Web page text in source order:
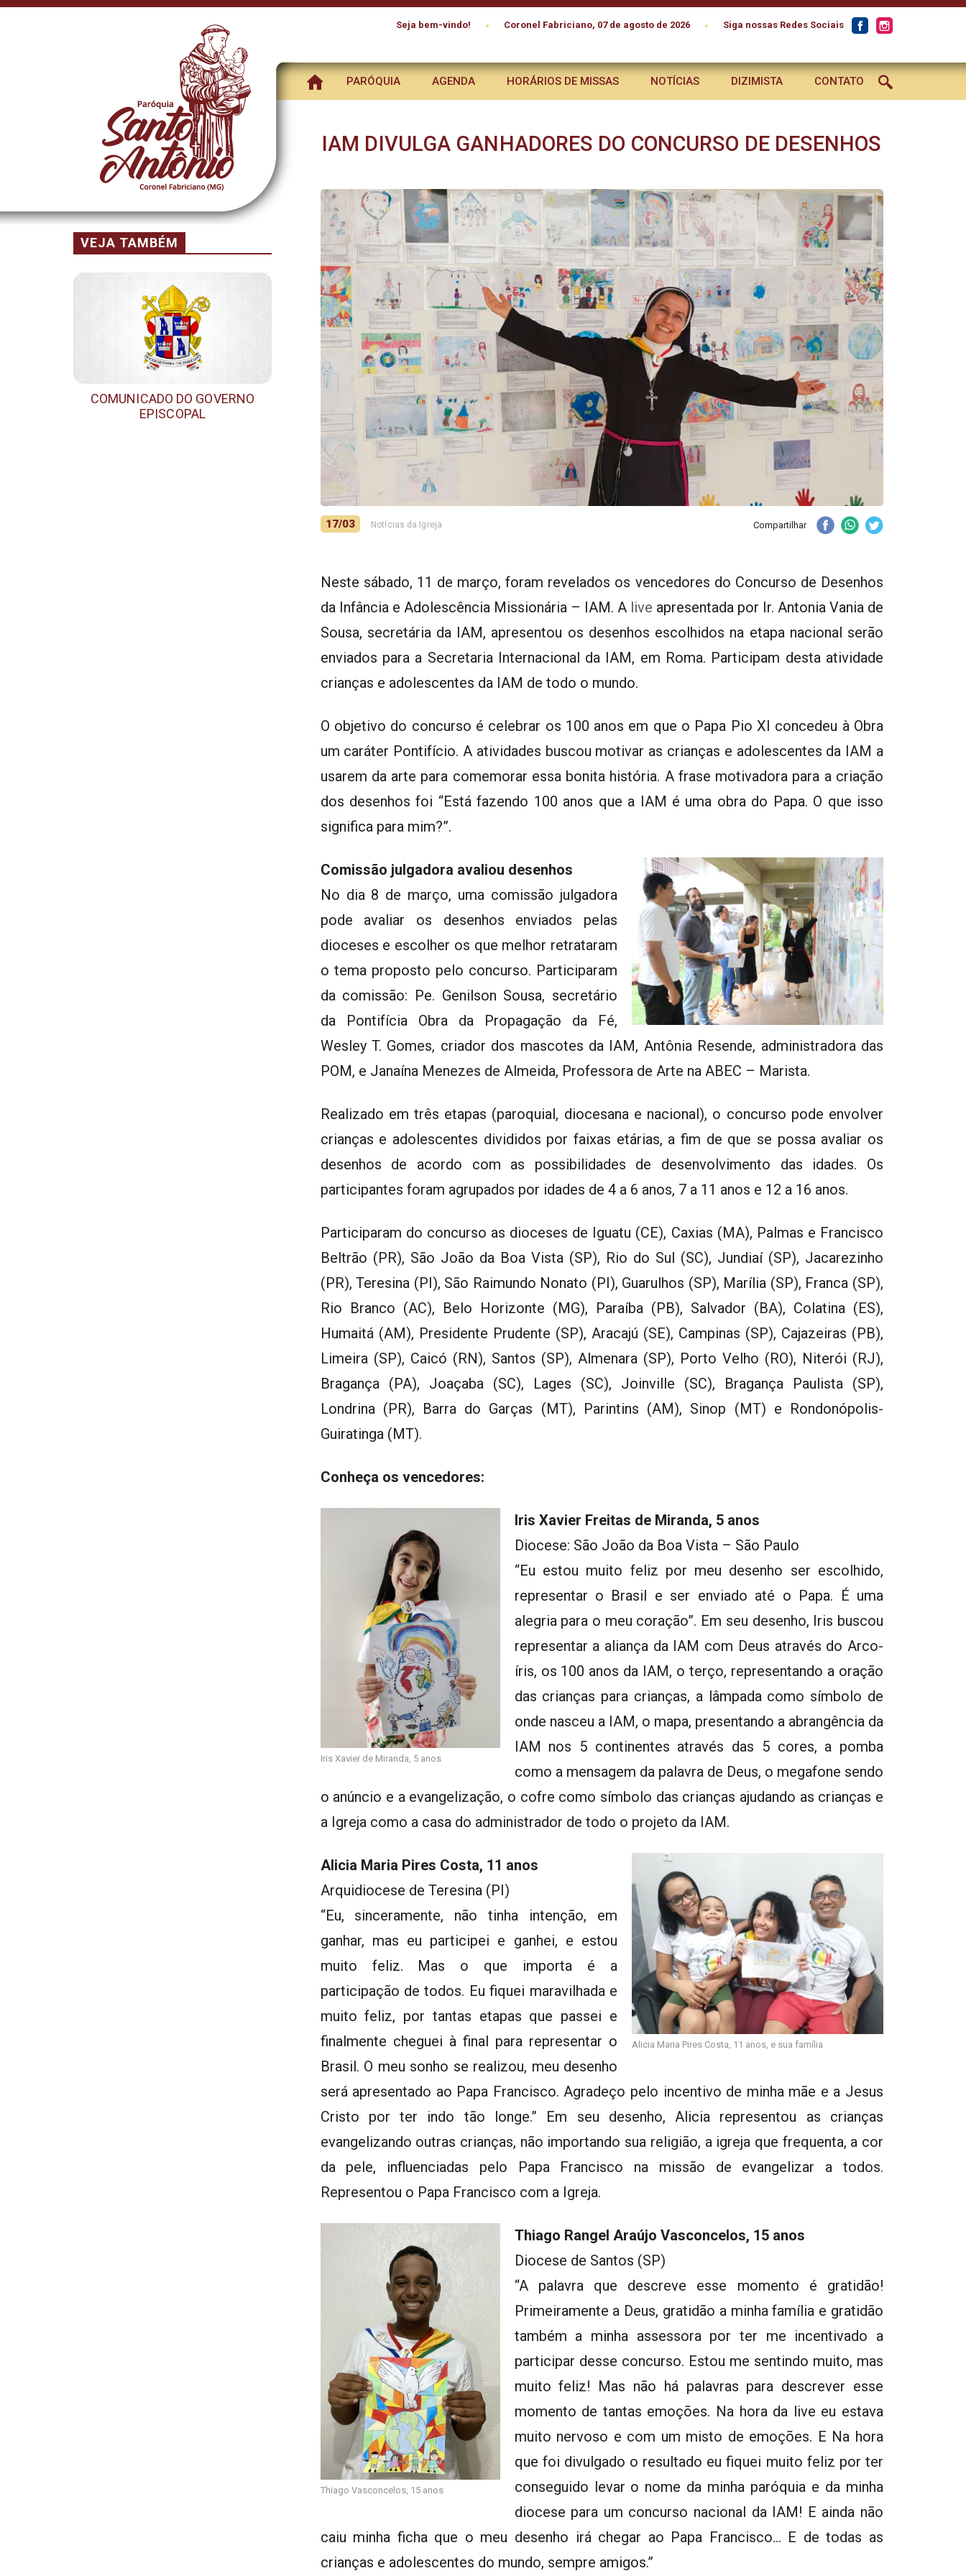
Seja bem-vindo! • Coronel Fabriciano, 07 de agosto de 2026 • Siga nossas Redes Sociais
PARÓQUIA AGENDA HORÁRIOS DE MISSAS NOTÍCIAS DIZIMISTA CONTATO
IAM DIVULGA GANHADORES DO CONCURSO DE DESENHOS
17/03 Notícias da Igreja Compartilhar
Neste sábado, 11 de março, foram revelados os vencedores do Concurso de Desenhos
da Infância e Adolescência Missionária – IAM. A live apresentada por Ir. Antonia Vania de
Sousa, secretária da IAM, apresentou os desenhos escolhidos na etapa nacional serão
enviados para a Secretaria Internacional da IAM, em Roma. Participam desta atividade
crianças e adolescentes da IAM de todo o mundo.
O objetivo do concurso é celebrar os 100 anos em que o Papa Pio XI concedeu à Obra
um caráter Pontifício. A atividades buscou motivar as crianças e adolescentes da IAM a
usarem da arte para comemorar essa bonita história. A frase motivadora para a criação
dos desenhos foi “Está fazendo 100 anos que a IAM é uma obra do Papa. O que isso
significa para mim?”.
Comissão julgadora avaliou desenhos
No dia 8 de março, uma comissão julgadora
pode avaliar os desenhos enviados pelas
dioceses e escolher os que melhor retrataram
o tema proposto pelo concurso. Participaram
da comissão: Pe. Genilson Sousa, secretário
da Pontifícia Obra da Propagação da Fé,
Wesley T. Gomes, criador dos mascotes da IAM, Antônia Resende, administradora das
POM, e Janaína Menezes de Almeida, Professora de Arte na ABEC – Marista.
Realizado em três etapas (paroquial, diocesana e nacional), o concurso pode envolver
crianças e adolescentes divididos por faixas etárias, a fim de que se possa avaliar os
desenhos de acordo com as possibilidades de desenvolvimento das idades. Os
participantes foram agrupados por idades de 4 a 6 anos, 7 a 11 anos e 12 a 16 anos.
Participaram do concurso as dioceses de Iguatu (CE), Caxias (MA), Palmas e Francisco
Beltrão (PR), São João da Boa Vista (SP), Rio do Sul (SC), Jundiaí (SP), Jacarezinho
(PR), Teresina (PI), São Raimundo Nonato (PI), Guarulhos (SP), Marília (SP), Franca (SP),
Rio Branco (AC), Belo Horizonte (MG), Paraíba (PB), Salvador (BA), Colatina (ES),
Humaitá (AM), Presidente Prudente (SP), Aracajú (SE), Campinas (SP), Cajazeiras (PB),
Limeira (SP), Caicó (RN), Santos (SP), Almenara (SP), Porto Velho (RO), Niterói (RJ),
Bragança (PA), Joaçaba (SC), Lages (SC), Joinville (SC), Bragança Paulista (SP),
Londrina (PR), Barra do Garças (MT), Parintins (AM), Sinop (MT) e Rondonópolis-
Guiratinga (MT).
Conheça os vencedores:
Iris Xavier de Miranda, 5 anos
Iris Xavier Freitas de Miranda, 5 anos
Diocese: São João da Boa Vista – São Paulo
“Eu estou muito feliz por meu desenho ser escolhido,
representar o Brasil e ser enviado até o Papa. É uma
alegria para o meu coração”. Em seu desenho, Iris buscou
representar a aliança da IAM com Deus através do Arco-
íris, os 100 anos da IAM, o terço, representando a oração
das crianças para crianças, a lâmpada como símbolo de
onde nasceu a IAM, o mapa, presentando a abrangência da
IAM nos 5 continentes através das 5 cores, a pomba
como a mensagem da palavra de Deus, o megafone sendo
o anúncio e a evangelização, o cofre como símbolo das crianças ajudando as crianças e
a Igreja como a casa do administrador de todo o projeto da IAM.
Alicia Maria Pires Costa, 11 anos, e sua família
Alicia Maria Pires Costa, 11 anos
Arquidiocese de Teresina (PI)
“Eu, sinceramente, não tinha intenção, em
ganhar, mas eu participei e ganhei, e estou
muito feliz. Mas o que importa é a
participação de todos. Eu fiquei maravilhada e
muito feliz, por tantas etapas que passei e
finalmente cheguei à final para representar o
Brasil. O meu sonho se realizou, meu desenho
será apresentado ao Papa Francisco. Agradeço pelo incentivo de minha mãe e a Jesus
Cristo por ter indo tão longe.” Em seu desenho, Alicia representou as crianças
evangelizando outras crianças, não importando sua religião, a igreja que frequenta, a cor
da pele, influenciadas pelo Papa Francisco na missão de evangelizar a todos.
Representou o Papa Francisco com a Igreja.
Thiago Vasconcelos, 15 anos
Thiago Rangel Araújo Vasconcelos, 15 anos
Diocese de Santos (SP)
“A palavra que descreve esse momento é gratidão!
Primeiramente a Deus, gratidão a minha família e gratidão
também a minha assessora por ter me incentivado a
participar desse concurso. Estou me sentindo muito, mas
muito feliz! Mas não há palavras para descrever esse
momento de tantas emoções. Na hora da live eu estava
muito nervoso e com um misto de emoções. E Na hora
que foi divulgado o resultado eu fiquei muito feliz por ter
conseguido levar o nome da minha paróquia e da minha
diocese para um concurso nacional da IAM! E ainda não
caiu minha ficha que o meu desenho irá chegar ao Papa Francisco… E de todas as
crianças e adolescentes do mundo, sempre amigos.”
VEJA TAMBÉM
COMUNICADO DO GOVERNO
EPISCOPAL